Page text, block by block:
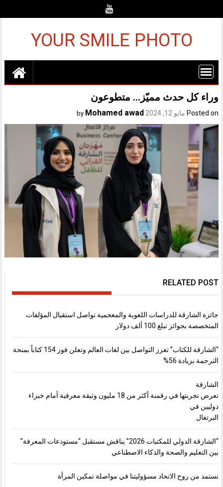
YOUR SMILE PHOTO
وراء كل حدث مميّز… متطوعون
Posted on مايو 12, 2024 Mohamed awad
RELATED POST
جائزة الشارقة للدراسات اللغوية والمعجمية تواصل استقبال المؤلفات
المتخصصة بجوائز تبلغ 100 ألف دولار
“الشارقة للكتاب” تعزز التواصل بين لغات العالم وتعلن فوز 154 كتاباً بمنحة
الترجمة بزيادة 56%
الشارقة
تعرض تجربتها في رقمنة أكثر من 18 مليون وثيقة معرفية أمام خبراء
دوليين في
البرتغال
“الشارقة الدولي للمكتبات 2026” يناقش مستقبل “مستودعات المعرفة”
بين التعليم والصحة والذكاء الاصطناعي
نستمد من روح الاتحاد مسؤوليتنا في مواصلة تمكين المرأة